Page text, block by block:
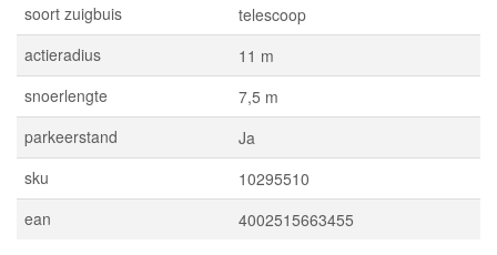
soort zuigbuis
telescoop
actieradius
11 m
snoerlengte
7,5 m
parkeerstand
Ja
sku
10295510
ean
4002515663455